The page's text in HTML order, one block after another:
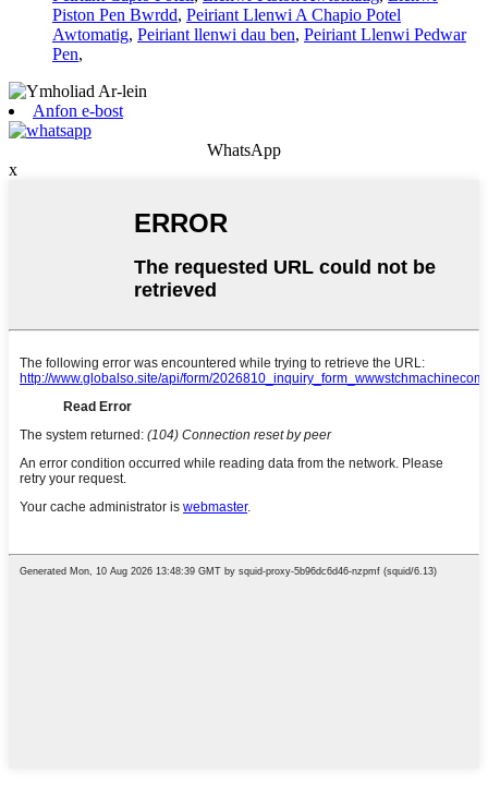
Piston Pen Bwrdd, Peiriant Llenwi A Chapio Potel
Awtomatig, Peiriant llenwi dau ben, Peiriant Llenwi Pedwar
Pen,
Anfon e-bost
WhatsApp
x